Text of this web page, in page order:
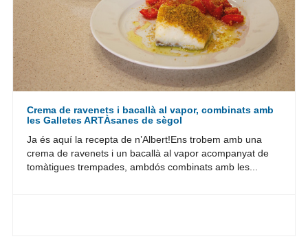
Crema de ravenets i bacallà al vapor, combinats amb
les Galletes ARTÀsanes de sègol
Ja és aquí la recepta de n’Albert!Ens trobem amb una
crema de ravenets i un bacallà al vapor acompanyat de
tomàtigues trempades, ambdós combinats amb les...